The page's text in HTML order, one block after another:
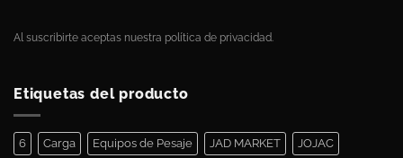
Al suscribirte aceptas nuestra política de privacidad.
Etiquetas del producto
6 Carga Equipos de Pesaje JAD MARKET JOJAC